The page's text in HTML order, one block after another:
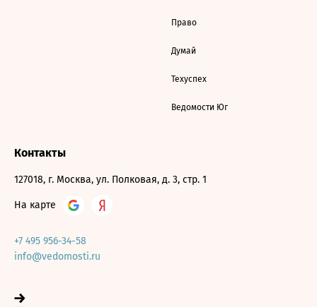
Право
Думай
Техуспех
Ведомости Юг
Контакты
127018, г. Москва, ул. Полковая, д. 3, стр. 1
На карте
+7 495 956-34-58
info@vedomosti.ru